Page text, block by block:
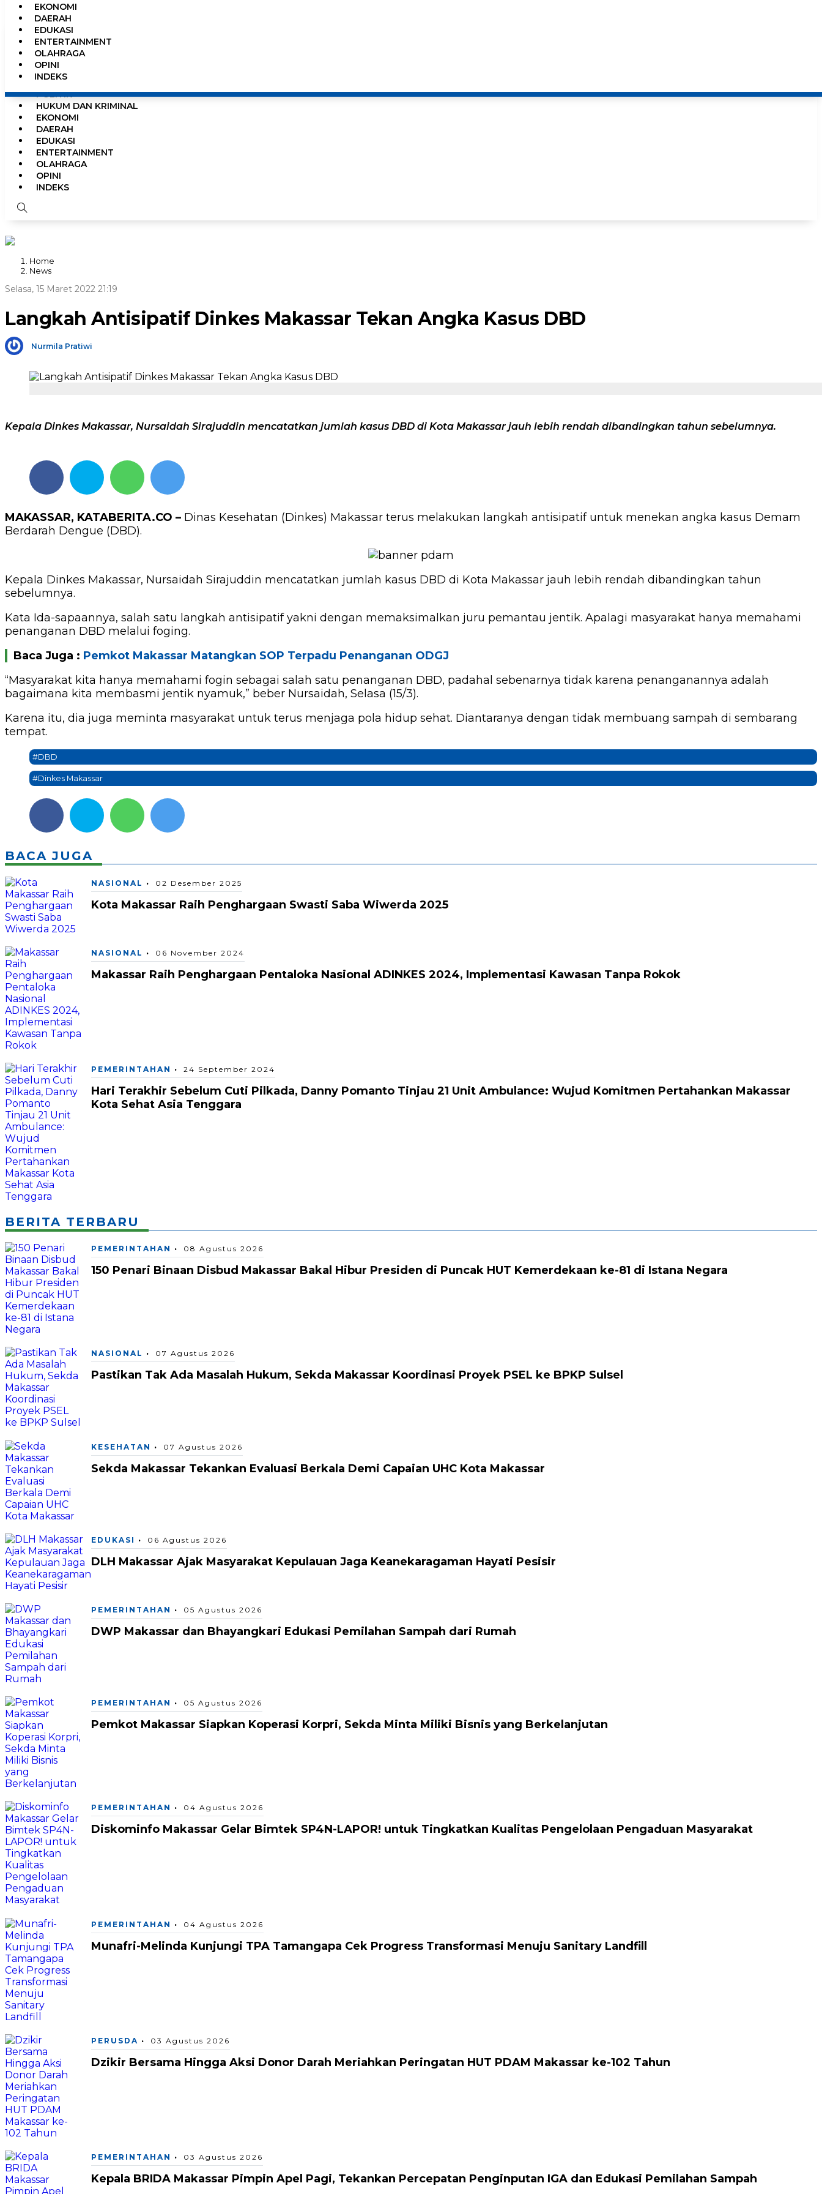
0%
HOME
NEWS
PEMERINTAHAN
POLITIK
HUKUM DAN KRIMINAL
EKONOMI
DAERAH
EDUKASI
ENTERTAINMENT
OLAHRAGA
OPINI
INDEKS
EKONOMI
DAERAH
EDUKASI
ENTERTAINMENT
OLAHRAGA
OPINI
INDEKS
Home
News
Selasa, 15 Maret 2022 21:19
Langkah Antisipatif Dinkes Makassar Tekan Angka Kasus DBD
Nurmila Pratiwi
Kepala Dinkes Makassar, Nursaidah Sirajuddin mencatatkan jumlah kasus DBD di Kota Makassar jauh lebih rendah dibandingkan tahun sebelumnya.
MAKASSAR, KATABERITA.CO – Dinas Kesehatan (Dinkes) Makassar terus melakukan langkah antisipatif untuk menekan angka kasus Demam
Berdarah Dengue (DBD).
Kepala Dinkes Makassar, Nursaidah Sirajuddin mencatatkan jumlah kasus DBD di Kota Makassar jauh lebih rendah dibandingkan tahun
sebelumnya.
Kata Ida-sapaannya, salah satu langkah antisipatif yakni dengan memaksimalkan juru pemantau jentik. Apalagi masyarakat hanya memahami
penanganan DBD melalui foging.
Baca Juga : Pemkot Makassar Matangkan SOP Terpadu Penanganan ODGJ
“Masyarakat kita hanya memahami fogin sebagai salah satu penanganan DBD, padahal sebenarnya tidak karena penanganannya adalah
bagaimana kita membasmi jentik nyamuk,” beber Nursaidah, Selasa (15/3).
Karena itu, dia juga meminta masyarakat untuk terus menjaga pola hidup sehat. Diantaranya dengan tidak membuang sampah di sembarang
tempat.
#DBD
#Dinkes Makassar
BACA JUGA
NASIONAL 02 Desember 2025
Kota Makassar Raih Penghargaan Swasti Saba Wiwerda 2025
NASIONAL 06 November 2024
Makassar Raih Penghargaan Pentaloka Nasional ADINKES 2024, Implementasi Kawasan Tanpa Rokok
PEMERINTAHAN 24 September 2024
Hari Terakhir Sebelum Cuti Pilkada, Danny Pomanto Tinjau 21 Unit Ambulance: Wujud Komitmen Pertahankan Makassar
Kota Sehat Asia Tenggara
BERITA TERBARU
PEMERINTAHAN 08 Agustus 2026
150 Penari Binaan Disbud Makassar Bakal Hibur Presiden di Puncak HUT Kemerdekaan ke-81 di Istana Negara
NASIONAL 07 Agustus 2026
Pastikan Tak Ada Masalah Hukum, Sekda Makassar Koordinasi Proyek PSEL ke BPKP Sulsel
KESEHATAN 07 Agustus 2026
Sekda Makassar Tekankan Evaluasi Berkala Demi Capaian UHC Kota Makassar
EDUKASI 06 Agustus 2026
DLH Makassar Ajak Masyarakat Kepulauan Jaga Keanekaragaman Hayati Pesisir
PEMERINTAHAN 05 Agustus 2026
DWP Makassar dan Bhayangkari Edukasi Pemilahan Sampah dari Rumah
PEMERINTAHAN 05 Agustus 2026
Pemkot Makassar Siapkan Koperasi Korpri, Sekda Minta Miliki Bisnis yang Berkelanjutan
PEMERINTAHAN 04 Agustus 2026
Diskominfo Makassar Gelar Bimtek SP4N-LAPOR! untuk Tingkatkan Kualitas Pengelolaan Pengaduan Masyarakat
PEMERINTAHAN 04 Agustus 2026
Munafri-Melinda Kunjungi TPA Tamangapa Cek Progress Transformasi Menuju Sanitary Landfill
PERUSDA 03 Agustus 2026
Dzikir Bersama Hingga Aksi Donor Darah Meriahkan Peringatan HUT PDAM Makassar ke-102 Tahun
PEMERINTAHAN 03 Agustus 2026
Kepala BRIDA Makassar Pimpin Apel Pagi, Tekankan Percepatan Penginputan IGA dan Edukasi Pemilahan Sampah